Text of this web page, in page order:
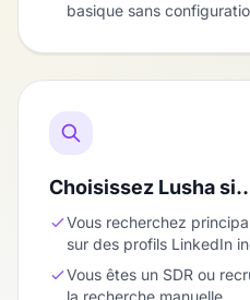
basique sans
Choisissez Lusha
Vous recherchez
sur des profils LinkedIn
Vous êtes un SDR ou
la recherche manuelle